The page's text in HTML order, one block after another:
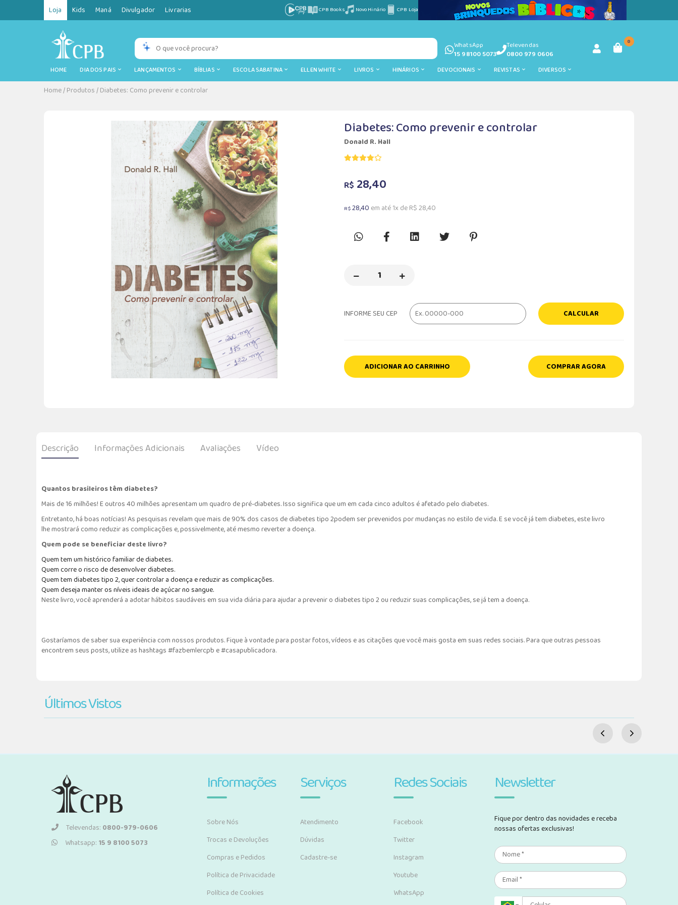
Loja Kids Maná Divulgador Livrarias CPB Books Novo Hinário CPB Loja
WhatsApp
15 98100 5073
Televendas
0800 979 0606
0
HOME DIA DOS PAIS LANÇAMENTOS BÍBLIAS ESCOLA SABATINA ELLEN WHITE LIVROS HINÁRIOS DEVOCIONAIS REVISTAS DIVERSOS
Home/Produtos/Diabetes: Como prevenir e controlar
Diabetes: Como prevenir e controlar
Donald R. Hall
R$ 28,40
R$28,40 em até 1x de R$ 28,40
INFORME SEU CEP CALCULAR
ADICIONAR AO CARRINHO COMPRAR AGORA
Descrição Informações Adicionais Avaliações Vídeo
Quantos brasileiros têm diabetes?
Mais de 16 milhões! E outros 40 milhões apresentam um quadro de pré-diabetes. Isso significa que um em cada cinco adultos é afetado pelo diabetes.
Entretanto, há boas notícias! As pesquisas revelam que mais de 90% dos casos de diabetes tipo 2podem ser prevenidos por mudanças no estilo de vida. E se você já tem diabetes, este livro
lhe mostrará como reduzir as complicações e, possivelmente, até mesmo reverter a doença.
Quem pode se beneficiar deste livro?
Quem tem um histórico familiar de diabetes.
Quem corre o risco de desenvolver diabetes.
Quem tem diabetes tipo 2, quer controlar a doença e reduzir as complicações.
Quem deseja manter os níveis ideais de açúcar no sangue.
Neste livro, você aprenderá a adotar hábitos saudáveis em sua vida diária para ajudar a prevenir o diabetes tipo 2 ou reduzir suas complicações, se já tem a doença.
Gostaríamos de saber sua experiência com nossos produtos. Fique à vontade para postar fotos, vídeos e as citações que você mais gosta em suas redes sociais. Para que outras pessoas
encontrem seus posts, utilize as hashtags #fazbemlercpb e #casapublicadora.
Últimos Vistos
Televendas: 0800-979-0606
Whatsapp: 15 9 8100 5073
Informações
Sobre Nós
Trocas e Devoluções
Compras e Pedidos
Política de Privacidade
Política de Cookies
Serviços
Atendimento
Dúvidas
Cadastre-se
Redes Sociais
Facebook
Twitter
Instagram
Youtube
WhatsApp
Newsletter
Fique por dentro das novidades e receba
nossas ofertas exclusivas!